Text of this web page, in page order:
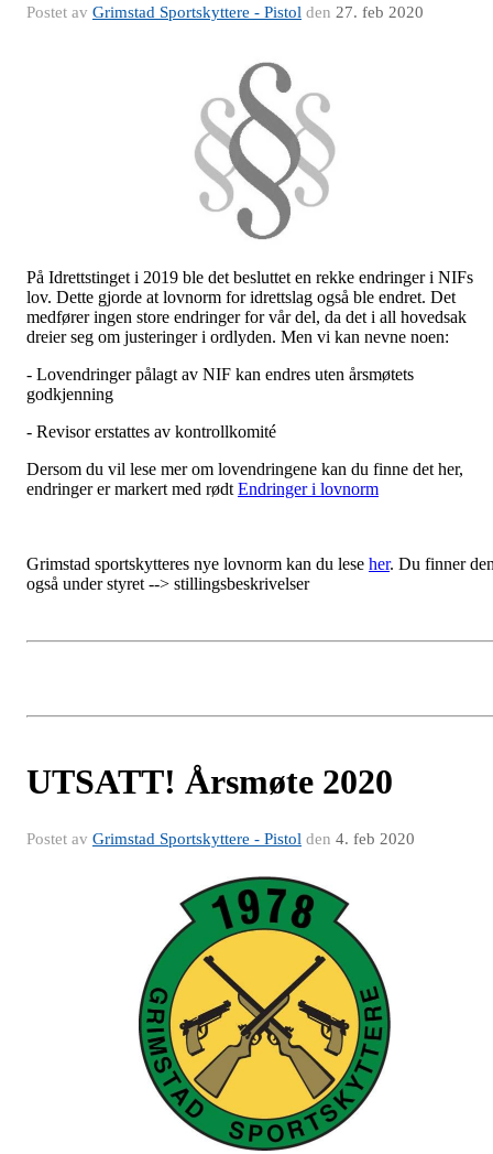
Postet av Grimstad Sportskyttere - Pistol den 27. feb 2020
På Idrettstinget i 2019 ble det besluttet en rekke endringer i NIFs
lov. Dette gjorde at lovnorm for idrettslag også ble endret. Det
medfører ingen store endringer for vår del, da det i all hovedsak
dreier seg om justeringer i ordlyden. Men vi kan nevne noen:
- Lovendringer pålagt av NIF kan endres uten årsmøtets
godkjenning
- Revisor erstattes av kontrollkomité
Dersom du vil lese mer om lovendringene kan du finne det her,
endringer er markert med rødt Endringer i lovnorm
Grimstad sportskytteres nye lovnorm kan du lese her. Du finner
også under styret --> stillingsbeskrivelser
UTSATT! Årsmøte 2020
Postet av Grimstad Sportskyttere - Pistol den 4. feb 2020